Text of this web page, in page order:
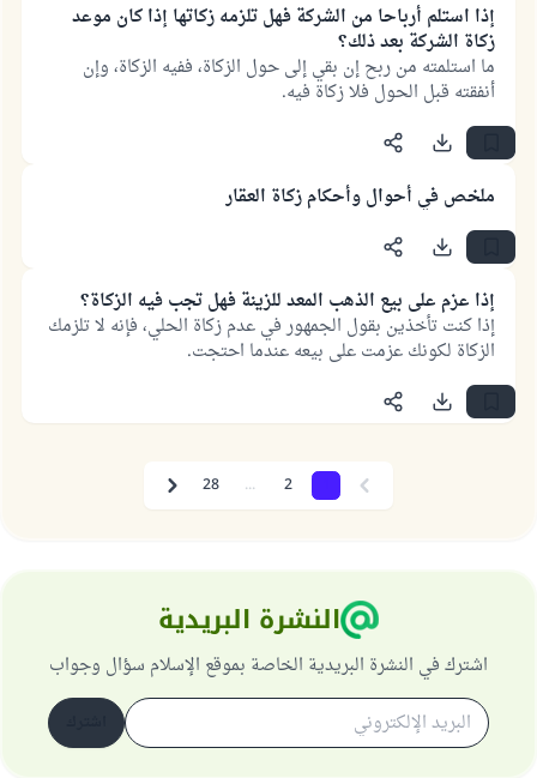
إذا استلم أرباحا من الشركة فهل تلزمه زكاتها إذا كان موعد
زكاة الشركة بعد ذلك؟
ما استلمته من ربح إن بقي إلى حول الزكاة، ففيه الزكاة، وإن
أنفقته قبل الحول فلا زكاة فيه.
ملخص في أحوال وأحكام زكاة العقار
إذا عزم على بيع الذهب المعد للزينة فهل تجب فيه الزكاة؟
إذا كنت تأخذين بقول الجمهور في عدم زكاة الحلي، فإنه لا تلزمك
الزكاة لكونك عزمت على بيعه عندما احتجت.
Previous
2
...
28
Next
النشرة البريدية
اشترك في النشرة البريدية الخاصة بموقع الإسلام سؤال وجواب